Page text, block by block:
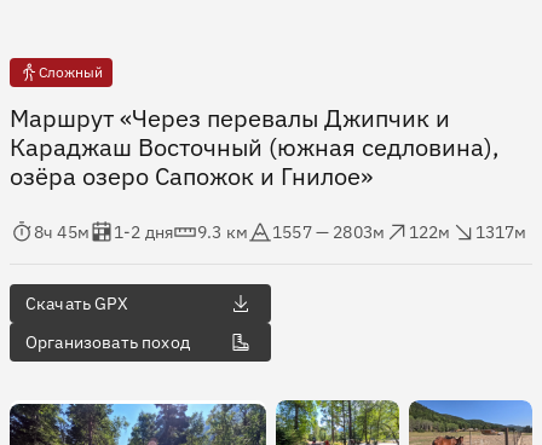
Сложный
Маршрут «Через перевалы Джипчик и
Караджаш Восточный (южная седловина),
озёра озеро Сапожок и Гнилое»
в пути
8ч 45м
Оценка в днях
1-2 дня
Дистанция
9.3 км
Абсолютная высота
1557 — 2803м
Набор высоты
122м
1317м
Скачать GPX
Организовать поход